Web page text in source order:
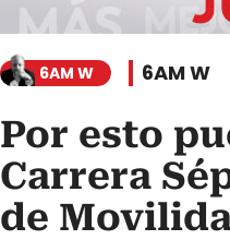
6AM W 6AM W
Por esto
Carrera
de